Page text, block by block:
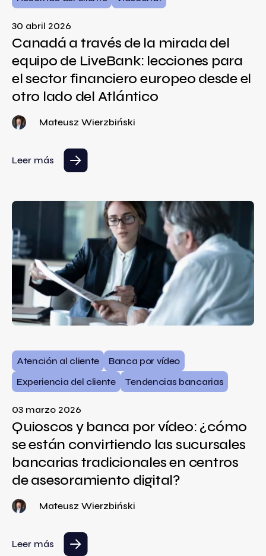
30 abril 2026
Canadá a través de la mirada del
equipo de LiveBank: lecciones para
el sector financiero europeo desde el
otro lado del Atlántico
Mateusz Wierzbiński
Leer más
Atención al cliente
Banca por vídeo
Experiencia del cliente
Tendencias bancarias
03 marzo 2026
Quioscos y banca por vídeo: ¿cómo
se están convirtiendo las sucursales
bancarias tradicionales en centros
de asesoramiento digital?
Mateusz Wierzbiński
Leer más